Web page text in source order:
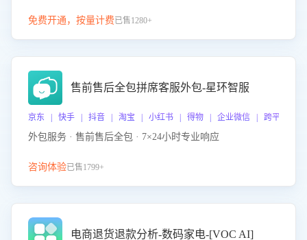
免费开通，按量计费已售1280+
售前售后全包拼席客服外包-星环智服
京东 | 快手 | 抖音 | 淘宝 | 小红书 | 得物 | 企业微信 | 跨平台
外包服务 · 售前售后全包 · 7×24小时专业响应
咨询体验已售1799+
电商退货退款分析-数码家电-[VOC AI]